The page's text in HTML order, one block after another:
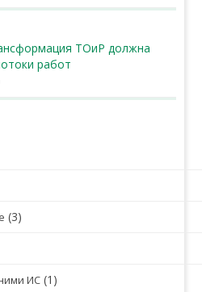
ТОиР должна
работ
(3)
ИС (1)